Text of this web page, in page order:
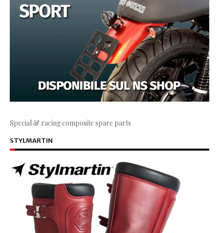
Special & racing composite spare parts
STYLMARTIN